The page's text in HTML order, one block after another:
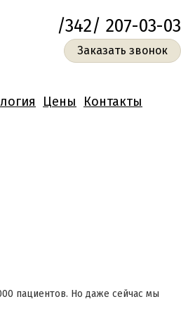
/342/ 207-03-03
Заказать звонок
Цены Контакты
пациентов. Но даже сейчас мы